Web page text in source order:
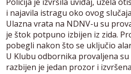
i najavila istragu oko ovog
Ulazna vrata na NDNV-u su
je štok potpuno izbijen iz zida.
pobegli nakon što se uključio
U Klubu odbornika provaljena
razbijen je jedan prozor i